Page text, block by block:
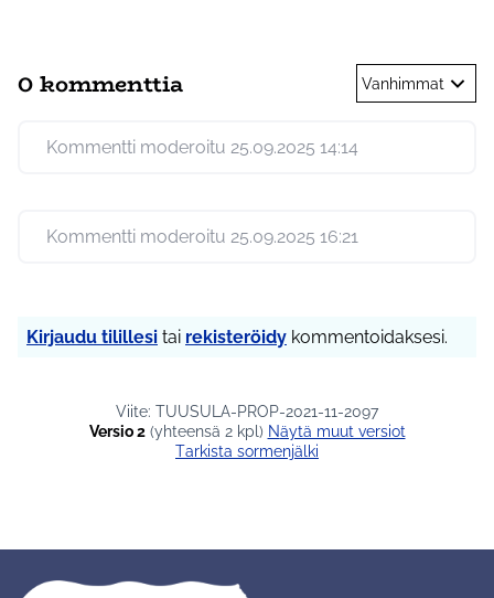
0 kommenttia Vanhimmat
Kommentti moderoitu 25.09.2025 14:14
Kommentti moderoitu 25.09.2025 16:21
Kirjaudu tilillesi tai rekisteröidy kommentoidaksesi.
Viite: TUUSULA-PROP-2021-11-2097
Versio 2(yhteensä 2 kpl)
näytä muut versiot
Tarkista sormenjälki